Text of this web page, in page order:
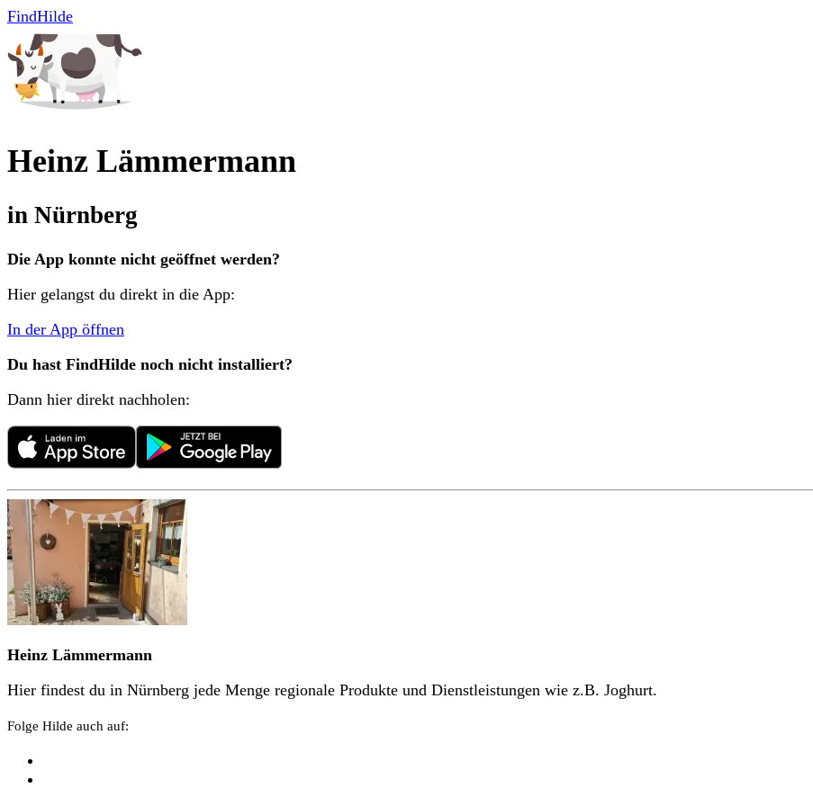
FindHilde
Heinz Lämmermann
in Nürnberg
Die App konnte nicht geöffnet werden?
Hier gelangst du direkt in die App:
In der App öffnen
Du hast FindHilde noch nicht installiert?
Dann hier direkt nachholen:
Heinz Lämmermann
Hier findest du in Nürnberg jede Menge regionale Produkte und Dienstleistungen wie z.B. Joghurt.
Folge Hilde auch auf: